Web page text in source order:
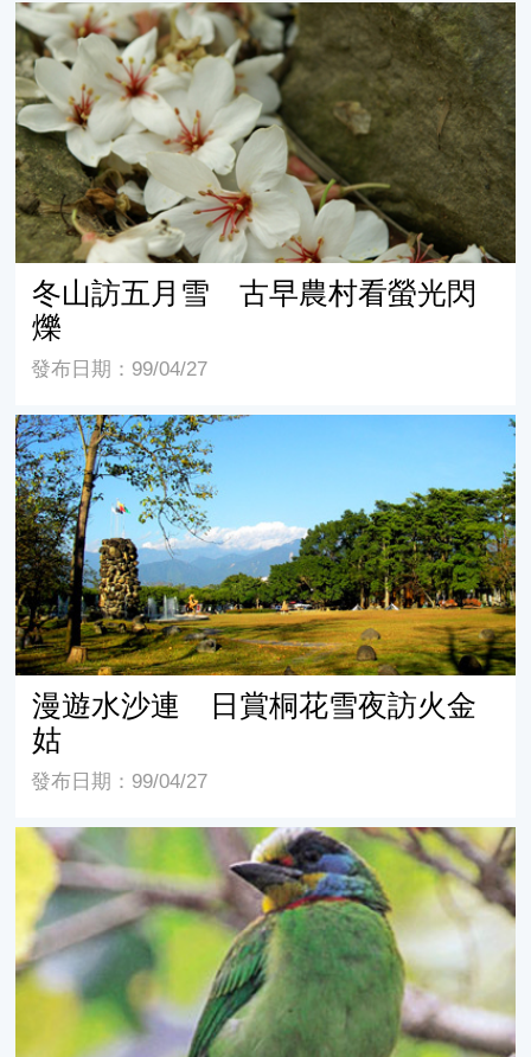
冬山訪五月雪 古早農村看螢光閃爍
冬山訪五月雪 古早農村看螢光閃
爍
發布日期：99/04/27
漫遊水沙連 日賞桐花雪夜訪火金姑
漫遊水沙連 日賞桐花雪夜訪火金
姑
發布日期：99/04/27
東勢螢光閃閃 農園採果體驗趣